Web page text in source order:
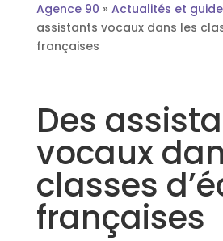
Agence 90 » Actualités et
assistants vocaux dans les
françaises
Des
vocaux
classes
françaises